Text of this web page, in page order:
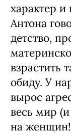
характер и
Антона
детство,
взрастить
обиду. У
вырос
весь мир
на